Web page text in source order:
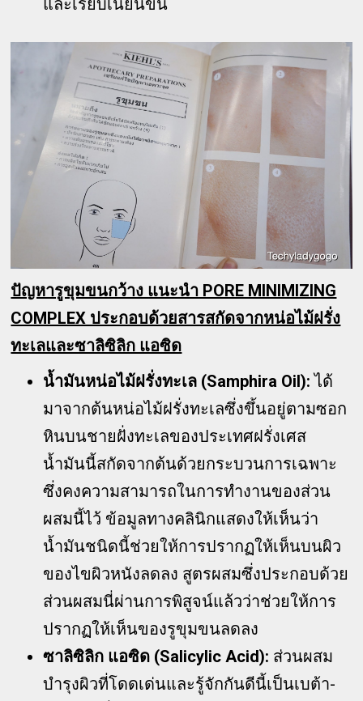
และเรียบเนียนขึ้น
ปัญหารูขุมขนกว้าง แนะนำ PORE MINIMIZING
COMPLEX ประกอบด้วยสารสกัดจากหน่อไม้ฝรั่ง
ทะเลและซาลิซิลิก แอซิด
น้ำมันหน่อไม้ฝรั่งทะเล (Samphira Oil): ได้
มาจากต้นหน่อไม้ฝรั่งทะเลซึ่งขึ้นอยู่ตามซอก
หินบนชายฝั่งทะเลของประเทศฝรั่งเศส
น้ำมันนี้สกัดจากต้นด้วยกระบวนการเฉพาะ
ซึ่งคงความสามารถในการทำงานของส่วน
ผสมนี้ไว้ ข้อมูลทางคลินิกแสดงให้เห็นว่า
น้ำมันชนิดนี้ช่วยให้การปรากฏให้เห็นบนผิว
ของไขผิวหนังลดลง สูตรผสมซึ่งประกอบด้วย
ส่วนผสมนี่ผ่านการพิสูจน์แล้วว่าช่วยให้การ
ปรากฏให้เห็นของรูขุมขนลดลง
ซาลิซิลิก แอซิด (Salicylic Acid): ส่วนผสม
บำรุงผิวที่โดดเด่นและรู้จักกันดีนี้เป็นเบต้า-